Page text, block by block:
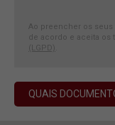
Ao preencher os seus
de acordo e aceita os
(LGPD)
QUAIS